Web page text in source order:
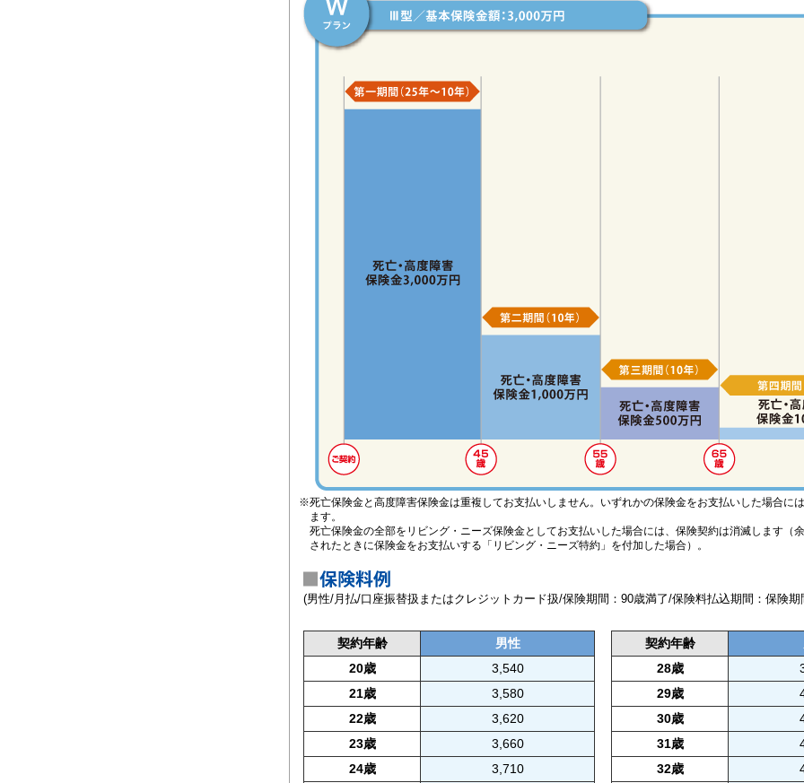
※死亡保険金と高度障害保険金は重複してお支払いしません。いずれかの保険金をお支払いした場合に
ます。
死亡保険金の全部をリビング・ニーズ保険金としてお支払いした場合には、保険契約は消滅します（
されたときに保険金をお支払いする「リビング・ニーズ特約」を付加した場合）。
(男性/月払/口座振替扱またはクレジットカード扱/保険期間：90歳満了/保険料払込期間：保険期
契約年齢
男性
20歳
3,540
21歳
3,580
22歳
3,620
23歳
3,660
24歳
3,710
契約年齢
28歳
29歳
30歳
31歳
32歳